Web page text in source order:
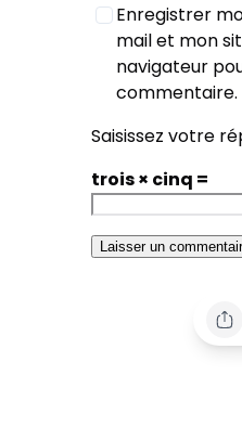
Enregistrer
mail et mon
navigateur
commentaire.
Saisissez votre
trois × cinq =